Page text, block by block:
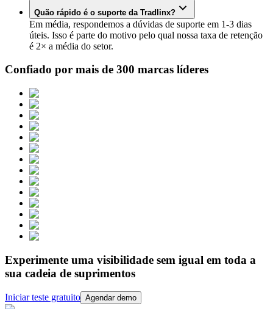
Quão rápido é o suporte da Tradlinx?
Em média, respondemos a dúvidas de suporte em 1-3 dias
úteis. Isso é parte do motivo pelo qual nossa taxa de retenção
é 2× a média do setor.
Confiado por mais de 300 marcas líderes
Experimente uma visibilidade sem igual em toda a
sua cadeia de suprimentos
Iniciar teste gratuito Agendar demo